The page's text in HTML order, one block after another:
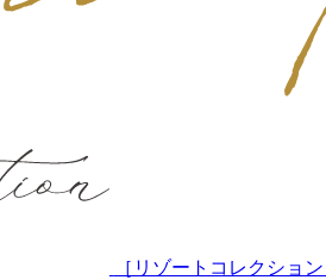
［リゾートコレクション